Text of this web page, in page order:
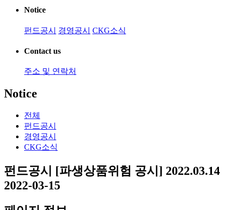
Notice
펀드공시 경영공시 CKG소식
Contact us
주소 및 연락처
Notice
전체
펀드공시
경영공시
CKG소식
펀드공시 [파생상품위험 공시] 2022.03.14
2022-03-15